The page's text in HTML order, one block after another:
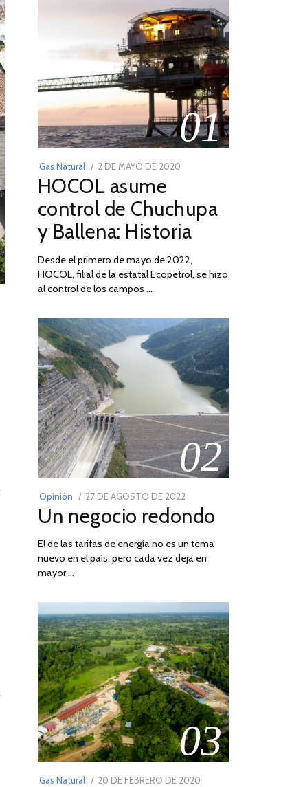
01
Gas Natural
POSTED
ON
2 DE MAYO DE 2020
DE
2026
HOCOL asume
control de Chuchupa
y Ballena: Historia
Desde el primero de mayo de 2022,
HOCOL, filial de la estatal Ecopetrol, se hizo
al control de los campos …
02
Opinión
POSTED
ON
27 DE AGOSTO DE 2022
DE
DE
2022
Un negocio redondo
El de las tarifas de energía no es un tema
nuevo en el país, pero cada vez deja en
mayor …
03
Gas Natural
POSTED
20 DE FEBRERO DE 2020